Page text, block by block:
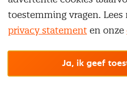
Aanmelden nieuwsbrief
Word lid van Nevi
Inkoop vacatures
Opzeggen lidmaatschap
Kostenmanagement
Onderhandelen
Supply management
Opleidingen
Maatwerk
Vrijstellingen
Cookievoorkeuren
© Nevi.nl
toestemming vragen. Lees
privacy statement en onze
Ja, ik geef